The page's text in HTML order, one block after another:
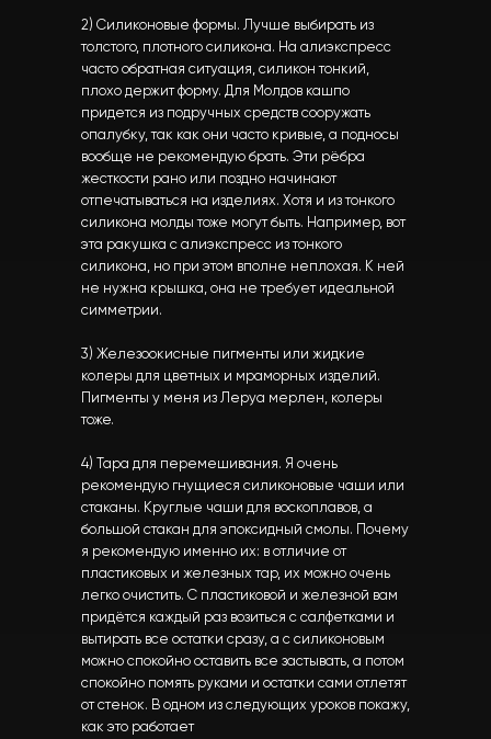
2) Силиконовые формы. Лучше выбирать из
толстого, плотного силикона. На алиэкспресс
часто обратная ситуация, силикон тонкий,
плохо держит форму. Для Молдов кашпо
придется из подручных средств сооружать
опалубку, так как они часто кривые, а подносы
вообще не рекомендую брать. Эти рёбра
жесткости рано или поздно начинают
отпечатываться на изделиях. Хотя и из тонкого
силикона молды тоже могут быть. Например, вот
эта ракушка с алиэкспресс из тонкого
силикона, но при этом вполне неплохая. К ней
не нужна крышка, она не требует идеальной
симметрии.
3) Железоокисные пигменты или жидкие
колеры для цветных и мраморных изделий.
Пигменты у меня из Леруа мерлен, колеры
тоже.
4) Тара для перемешивания. Я очень
рекомендую гнущиеся силиконовые чаши или
стаканы. Круглые чаши для воскоплавов, а
большой стакан для эпоксидный смолы. Почему
я рекомендую именно их: в отличие от
пластиковых и железных тар, их можно очень
легко очистить. С пластиковой и железной вам
придётся каждый раз возиться с салфетками и
вытирать все остатки сразу, а с силиконовым
можно спокойно оставить все застывать, а потом
спокойно помять руками и остатки сами отлетят
от стенок. В одном из следующих уроков покажу,
как это работает